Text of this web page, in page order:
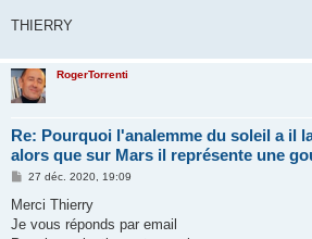
THIERRY
RogerTorrenti
Re: Pourquoi l'analemme du soleil a il
alors que sur Mars il représente une
M
s
a
27 déc. 2020, 19:09
Merci Thierry
Je vous réponds par email